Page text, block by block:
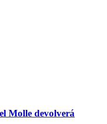
Molle devolverá